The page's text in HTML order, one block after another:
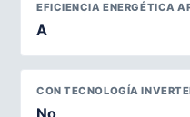
EFICIENCIA ENERGÉTICA
A
CON TECNOLOGÍA
No